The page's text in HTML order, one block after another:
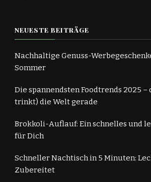
NEUESTE BEITRÄGE
Nachhaltige Genuss-
Sommer
Die spannendsten Foodtrends 2025 –
trinkt) die Welt gerade
Brokkoli-Auflauf: Ein schnelles und
für Dich
Schneller Nachtisch in 5 Minuten:
Zubereitet